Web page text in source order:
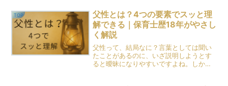
この記事では、２度の育休を経験したパ
パ保育士として、双子...
TOP
父性とは？4つの要素でスッと理
解できる｜保育士歴18年がやさし
く解説
父性って、結局なに？言葉としては聞い
たことがあるのに、いざ説明しようとす
ると曖昧になりやすいですよね。しかも